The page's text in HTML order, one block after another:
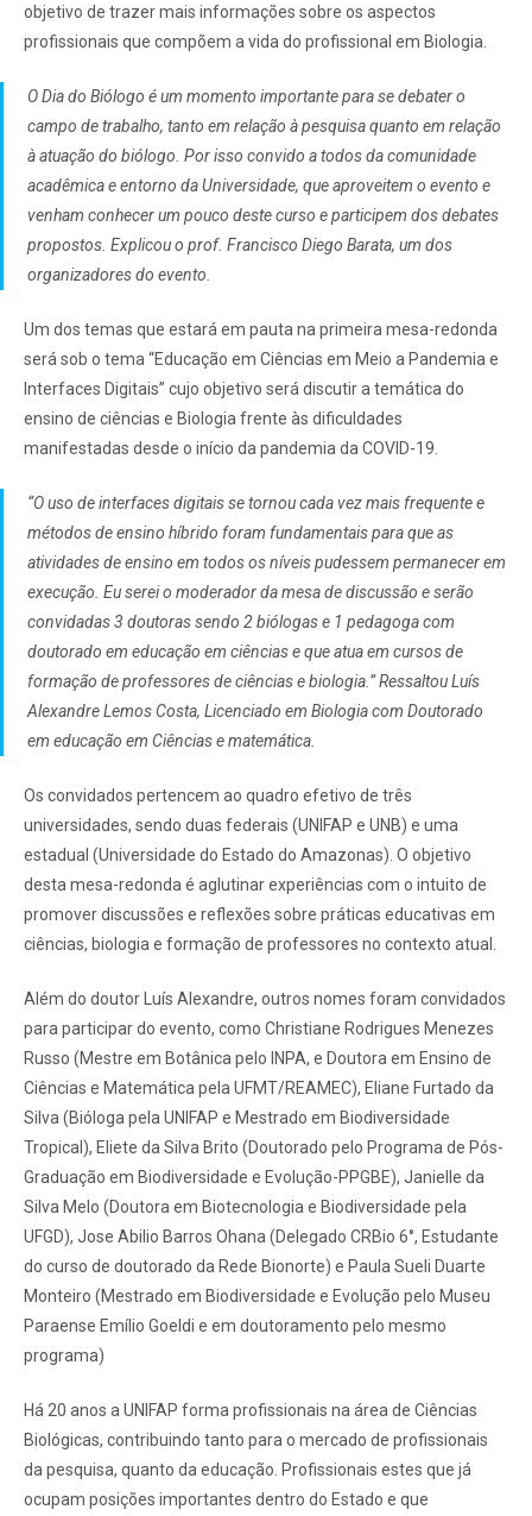
objetivo de trazer mais informações sobre os aspectos
profissionais que compõem a vida do profissional em Biologia.
O Dia do Biólogo é um momento importante para se debater o
campo de trabalho, tanto em relação à pesquisa quanto em relação
à atuação do biólogo. Por isso convido a todos da comunidade
acadêmica e entorno da Universidade, que aproveitem o evento e
venham conhecer um pouco deste curso e participem dos debates
propostos. Explicou o prof. Francisco Diego Barata, um dos
organizadores do evento.
Um dos temas que estará em pauta na primeira mesa-redonda
será sob o tema “Educação em Ciências em Meio a Pandemia e
Interfaces Digitais” cujo objetivo será discutir a temática do
ensino de ciências e Biologia frente às dificuldades
manifestadas desde o início da pandemia da COVID-19.
“O uso de interfaces digitais se tornou cada vez mais frequente e
métodos de ensino híbrido foram fundamentais para que as
atividades de ensino em todos os níveis pudessem permanecer em
execução. Eu serei o moderador da mesa de discussão e serão
convidadas 3 doutoras sendo 2 biólogas e 1 pedagoga com
doutorado em educação em ciências e que atua em cursos de
formação de professores de ciências e biologia.” RessaltouLuís
Alexandre Lemos Costa, Licenciado em Biologia com Doutorado
em educação em Ciências e matemática.
Os convidados pertencem ao quadro efetivo de três
universidades, sendo duas federais (UNIFAP e UNB) e uma
estadual (Universidade do Estado do Amazonas). O objetivo
desta mesa-redonda é aglutinar experiências com o intuito de
promover discussões e reflexões sobre práticas educativas em
ciências, biologia e formação de professores no contexto atual.
Além do doutor Luís Alexandre, outros nomes foram convidados
para participar do evento, como Christiane Rodrigues Menezes
Russo (Mestre em Botânica pelo INPA, e Doutora em Ensino de
Ciências e Matemática pela UFMT/REAMEC), Eliane Furtado da
Silva (Bióloga pela UNIFAP e Mestrado em Biodiversidade
Tropical), Eliete da Silva Brito (Doutorado pelo Programa de Pós-
Graduação em Biodiversidade e Evolução-PPGBE), Janielle da
Silva Melo (Doutora em Biotecnologia e Biodiversidade pela
UFGD), Jose Abilio Barros Ohana (Delegado CRBio 6°, Estudante
do curso de doutorado da Rede Bionorte) e Paula Sueli Duarte
Monteiro (Mestrado em Biodiversidade e Evolução pelo Museu
Paraense Emílio Goeldi e em doutoramento pelo mesmo
programa)
Há 20 anos a UNIFAP forma profissionais na área de Ciências
Biológicas, contribuindo tanto para o mercado de profissionais
da pesquisa, quanto da educação. Profissionais estes que já
ocupam posições importantes dentro do Estado e que